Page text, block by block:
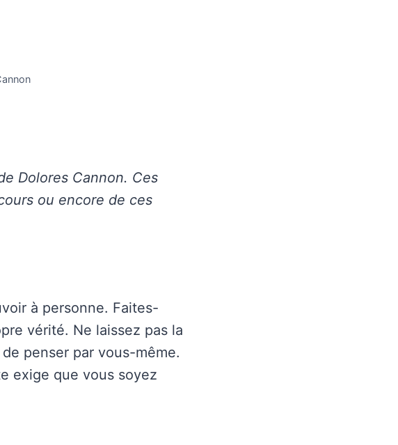
Dolores Cannon. Ces
ou encore de ces
à personne. Faites-
vérité. Ne laissez pas la
penser par vous-même.
exige que vous soyez